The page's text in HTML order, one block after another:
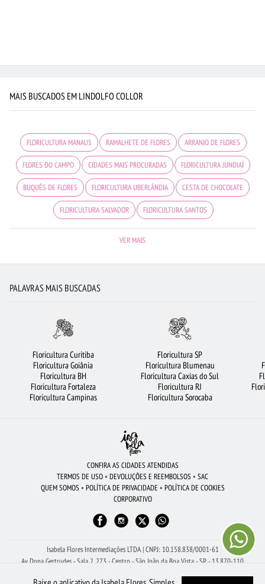
MAIS BUSCADOS EM LINDOLFO COLLOR
FLORICULTURA MANAUS RAMALHETE DE FLORES ARRANJO DE FLORES
FLORES DO CAMPO CIDADES MAIS PROCURADAS FLORICULTURA JUNDIAÍ
BUQUÊS DE FLORES FLORICULTURA UBERLÂNDIA CESTA DE CHOCOLATE
FLORICULTURA SALVADOR FLORICULTURA SANTOS
FLORICULTURA CURITIBA FLORICULTURA BRASÍLIA
FLORICULTURA JOÃO PESSOA FLORES LÍRIO
FLORICULTURA SÃO JOSÉ DOS CAMPOS ROSAS ROSAS BRANCAS
COROA DE FLORES
CESTA DE FRUTAS
FLORICULTURA RIBEIRÃO PRETO BUQUÊ DE 20 ROSAS VERMELHAS
FLORES COLORIDAS
FLORICULTURA FORTALEZA ROSAS VERMELHAS
VER MAIS
PALAVRAS MAIS BUSCADAS
Floricultura Curitiba
Floricultura Goiânia
Floricultura BH
Floricultura Fortaleza
Floricultura Campinas
Floricultura SP
Floricultura Blumenau
Floricultura Caxias do Sul
Floricultura RJ
Floricultura Sorocaba
CONFIRA AS CIDADES ATENDIDAS
TERMOS DE USO • DEVOLUÇÕES E REEMBOLSOS • SAC
QUEM SOMOS • POLÍTICA DE PRIVACIDADE • POLÍTICA DE COOKIES
CORPORATIVO
Isabela Flores Intermediações LTDA | CNPJ: 10.158.838/0001-61
Av Dona Gertrudes - Sala 2, 273 - Centro - São João da Boa Vista - SP - 13.870-110